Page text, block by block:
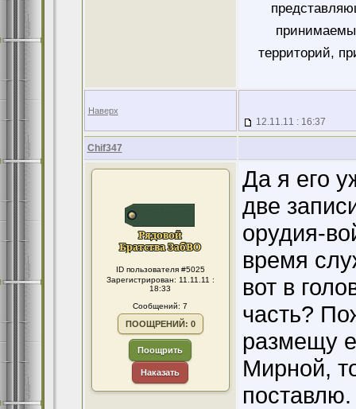
территорий,
Наверх
12.11.11 : 16:37
Chif347
ID пользователя #5025
Зарегистрирован: 11.11.11 :
18:33
Сообщений: 7
ПООЩРЕНИЙ: 0
Поощрить
Наказать
Да я его
две
орудия-
время
вот в
часть?
размещу
Мирной,
поставлю.